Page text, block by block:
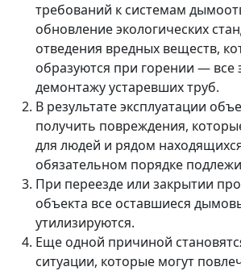
требований к системам
обновление экологических
отведения вредных веществ,
образуются при горении — все
демонтажу устаревших труб.
В результате эксплуатации
получить повреждения,
для людей и рядом
обязательном порядке
При переезде или закрытии
объекта все оставшиеся
утилизируются.
Еще одной причиной
ситуации, которые могут